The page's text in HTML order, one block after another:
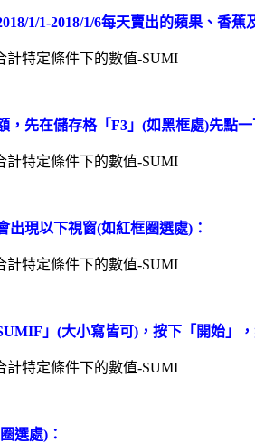
1/1-2018/1/6每天賣出的蘋果、香
，先在儲存格「F3」(如黑框處)先點
出現以下視窗(如紅框圈選處)：
」(大小寫皆可)，按下「開始」
選處)：